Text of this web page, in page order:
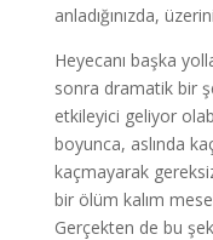
anladığınızda,
Heyecanı başka
sonra dramatik bir
etkileyici geliyor
boyunca, aslında
kaçmayarak
bir ölüm kalım
Gerçekten de bu